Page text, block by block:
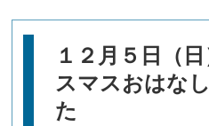
１２月５日（
スマスおはな
た